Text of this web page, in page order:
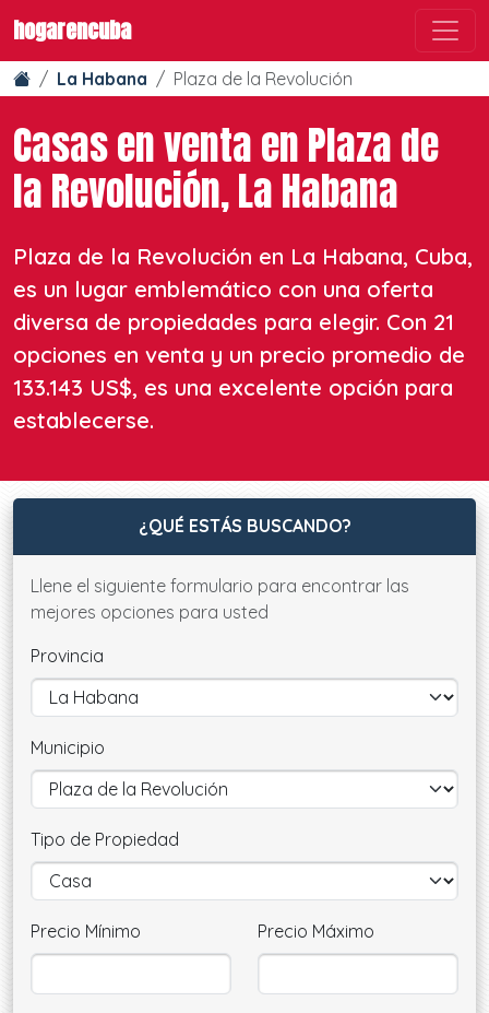
hogarencuba
La Habana Plaza de la Revolución
Casas en venta en Plaza de
la Revolución, La Habana
Plaza de la Revolución en La Habana, Cuba,
es un lugar emblemático con una oferta
diversa de propiedades para elegir. Con 21
opciones en venta y un precio promedio de
133.143 US$, es una excelente opción para
establecerse.
¿QUÉ ESTÁS BUSCANDO?
Llene el siguiente formulario para encontrar las
mejores opciones para usted
Provincia
Municipio
Tipo de Propiedad
Precio Mínimo Precio Máximo